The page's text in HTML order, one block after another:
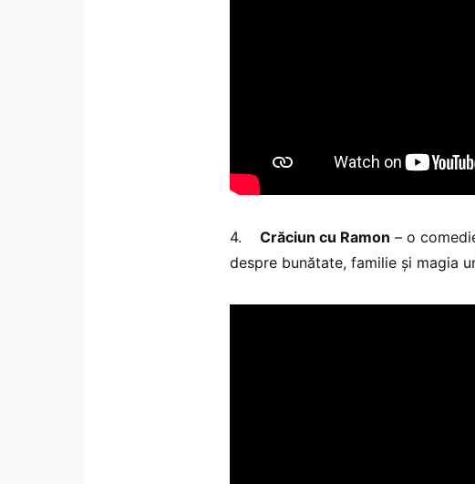
4. Crăciun cu Ramon – o
despre bunătate, familie și magia